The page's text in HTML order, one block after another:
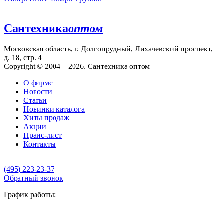
Сантехникаоптом
Московская область, г. Долгопрудный, Лихачевский проспект,
д. 18, стр. 4
Copyright © 2004—2026. Сантехника оптом
О фирме
Новости
Статьи
Новинки каталога
Хиты продаж
Акции
Прайс-лист
Контакты
(495) 223-23-37
Обратный звонок
График работы: